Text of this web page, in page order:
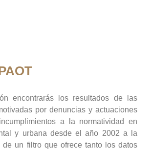
encontrarás los resultados de las
por denuncias y actuaciones
a la normatividad en
y urbana desde el año 2002 a la
de un filtro que ofrece tanto los datos